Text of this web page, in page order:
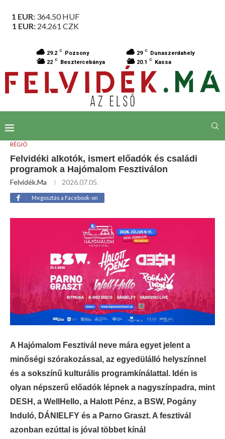
1 EUR: 364.50HUF
1 EUR: 24.261 CZK
29.2 C Pozsony 29 C
Dunaszerdahely
22 C Besztercebánya 20.1 C Kassa
RÉGIÓ
Felvidéki alkotók, ismert előadók és családi
programok a Hajómalom Fesztiválon
Felvidék.ma 2026.07.05.
Megosztás a Facebook-on
A Hajómalom Fesztivál neve mára egyet jelent a
minőségi szórakozással, az egyedülálló helyszínnel
és a sokszínű kulturális programkínálattal. Idén is
olyan népszerű előadók lépnek a nagyszínpadra, mint
DESH, a WellHello, a Halott Pénz, a BSW, Pogány
Induló, DÁNIELFY és a Parno Graszt. A fesztivál
azonban ezúttal is jóval többet kínál